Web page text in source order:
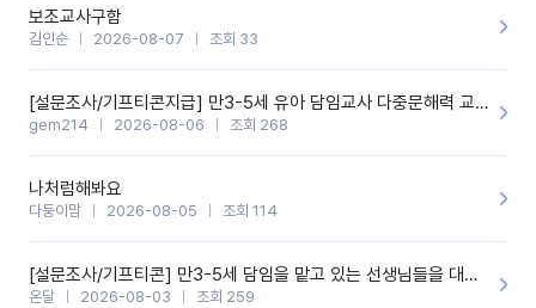
보조교사구함
김인순 2026-08-07 조회 33
[설문조사/기프티콘지급] 만3-5세 유아 담임교사 다중문해력 교육 증진을 위한 설문조사
gem214 2026-08-06 조회 268
나처럼해봐요
다둥이맘 2026-08-05 조회 114
[설문조사/기프티콘] 만3-5세 담임을 맡고 있는 선생님들을 대상으로 설문조사를 합니다!
온달 2026-08-03 조회 259